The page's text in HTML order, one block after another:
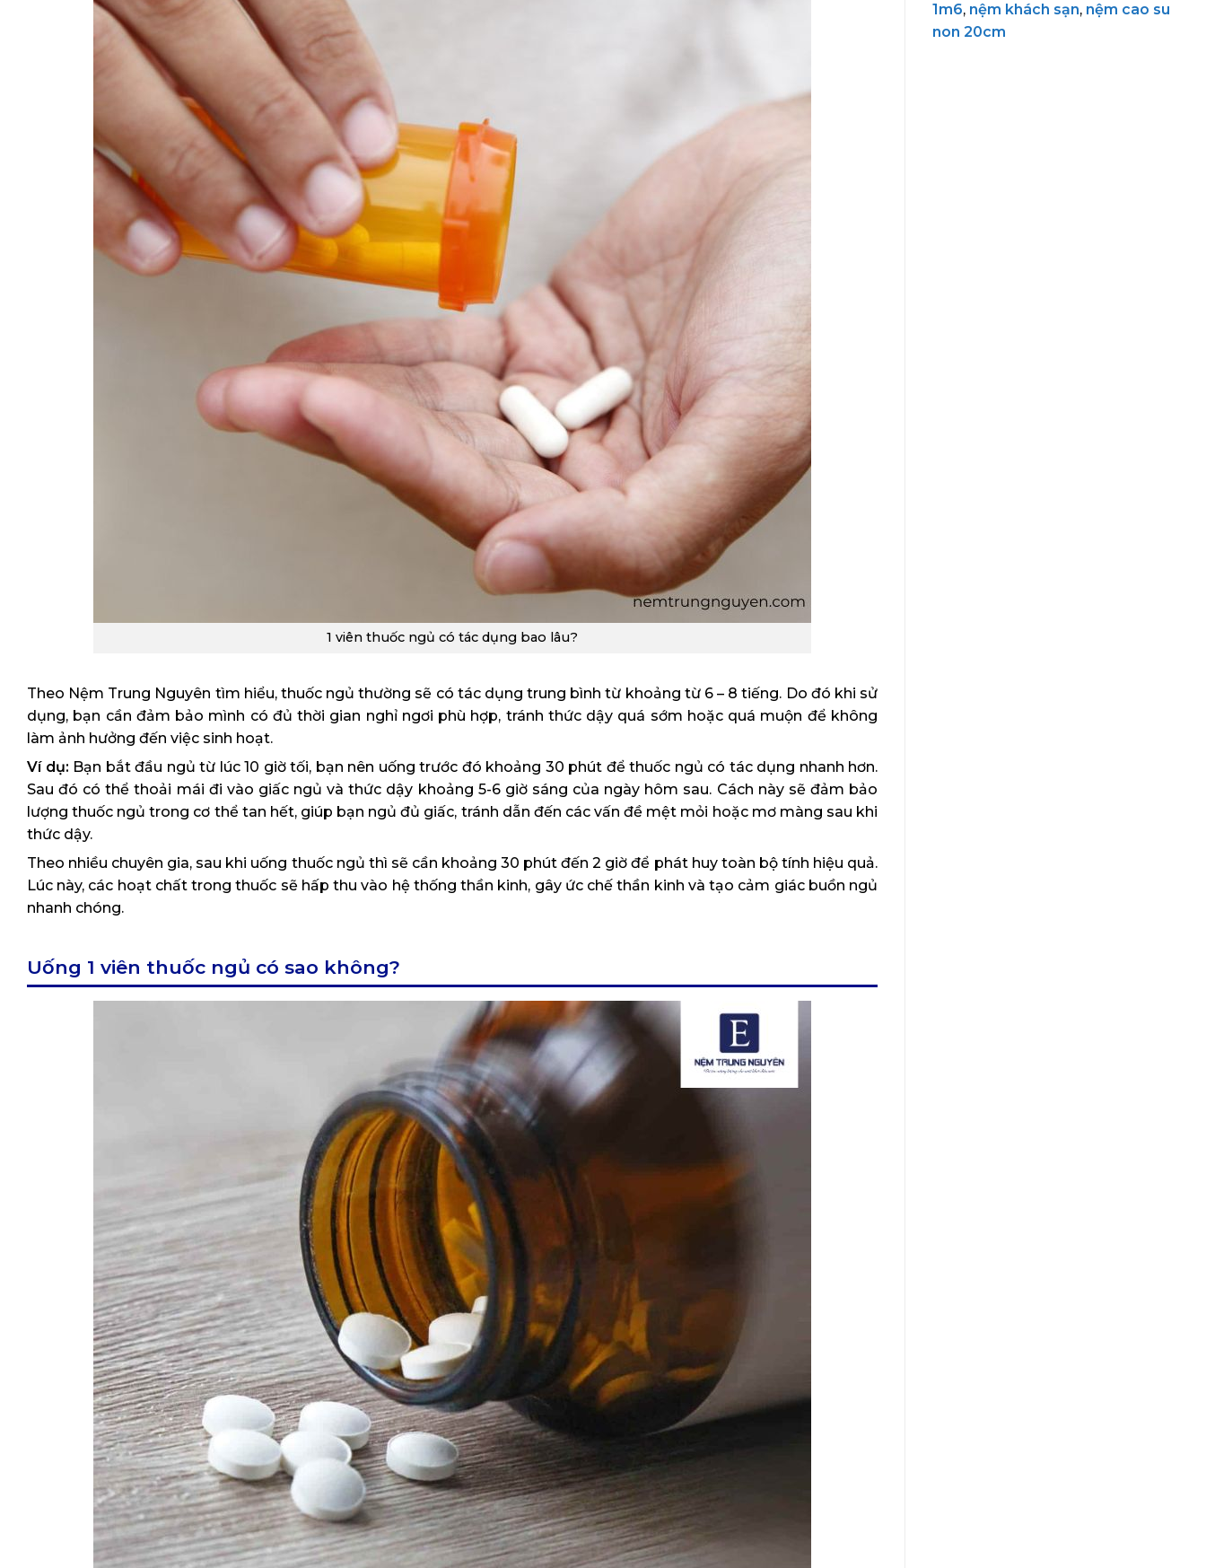
1 viên thuốc ngủ có tác dụng bao lâu?
Theo Nệm Trung Nguyên tìm hiểu, thuốc ngủ thường sẽ có tác dụng trung bình từ khoảng từ 6 – 8 tiếng. Do đó khi sử
dụng, bạn cần đảm bảo mình có đủ thời gian nghỉ ngơi phù hợp, tránh thức dậy quá sớm hoặc quá muộn để không
làm ảnh hưởng đến việc sinh hoạt.
Ví dụ: Bạn bắt đầu ngủ từ lúc 10 giờ tối, bạn nên uống trước đó khoảng 30 phút để thuốc ngủ có tác dụng nhanh hơn.
Sau đó có thể thoải mái đi vào giấc ngủ và thức dậy khoảng 5-6 giờ sáng của ngày hôm sau. Cách này sẽ đảm bảo
lượng thuốc ngủ trong cơ thể tan hết, giúp bạn ngủ đủ giấc, tránh dẫn đến các vấn đề mệt mỏi hoặc mơ màng sau khi
thức dậy.
Theo nhiều chuyên gia, sau khi uống thuốc ngủ thì sẽ cần khoảng 30 phút đến 2 giờ để phát huy toàn bộ tính hiệu quả.
Lúc này, các hoạt chất trong thuốc sẽ hấp thu vào hệ thống thần kinh, gây ức chế thần kinh và tạo cảm giác buồn ngủ
nhanh chóng.
Uống 1 viên thuốc ngủ có sao không?
1m6, nệm khách sạn, nệm cao su
non 20cm